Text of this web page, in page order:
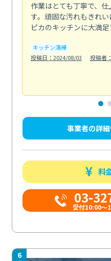
作業はとても丁寧で、
す。頑固な汚れもきれ
ピカのキッチンに大満足
キッチン清掃
投稿日：2024/08/03
投稿者
事業者の詳
料
03-
受付10:00〜
6